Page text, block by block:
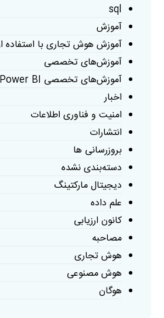
sql
آموزش
آموزش هوش تجاری با
آموزش‌های تخصصی
آموزش‌های تخصصی Power BI
اخبار
امنیت و فناوری اطلاعات
انتشارات
بروزرسانی ها
دسته‌بندی نشده
دیجیتال مارکتینگ
علم داده
کانون ارزیابی
مصاحبه
هوش تجاری
هوش مصنوعی
هوگان